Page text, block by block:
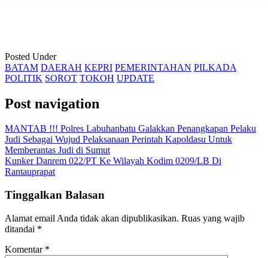
Posted Under
BATAM DAERAH KEPRI PEMERINTAHAN PILKADA
POLITIK SOROT TOKOH UPDATE
Post navigation
MANTAB !!! Polres Labuhanbatu Galakkan Penangkapan Pelaku
Judi Sebagai Wujud Pelaksanaan Perintah Kapoldasu Untuk
Memberantas Judi di Sumut
Kunker Danrem 022/PT Ke Wilayah Kodim 0209/LB Di
Rantauprapat
Tinggalkan Balasan
Alamat email Anda tidak akan dipublikasikan. Ruas yang wajib
ditandai *
Komentar *